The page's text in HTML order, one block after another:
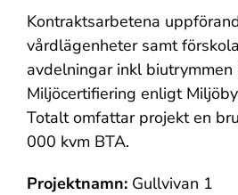
Kontraktsarbetena
vårdlägenheter samt
avdelningar inkl biutrymmen
Miljöcertifiering enligt
Totalt omfattar projekt en
000 kvm BTA.
Projektnamn:Gullvivan 1